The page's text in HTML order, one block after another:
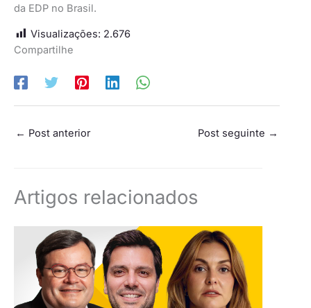
da EDP no Brasil.
Visualizações: 2.676
Compartilhe
← Post anterior Post seguinte →
Artigos relacionados